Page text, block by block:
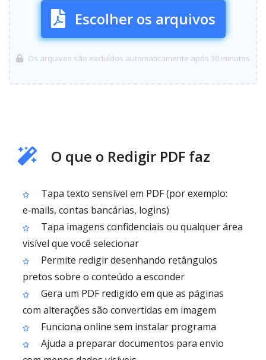
Escolher os arquivos
Os arquivos são excluídos automaticamente após 30 minutos
O que o Redigir PDF faz
Tapa texto sensível em PDF (por exemplo:
e‑mails, contas bancárias, logins)
Tapa imagens confidenciais ou qualquer área
visível que você selecionar
Permite redigir desenhando retângulos
pretos sobre o conteúdo a esconder
Gera um PDF redigido em que as páginas
com alterações são convertidas em imagem
Funciona online sem instalar programa
Ajuda a preparar documentos para envio